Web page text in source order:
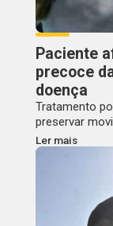
Paciente
precoce
doença
Tratamento
preservar
Ler mais